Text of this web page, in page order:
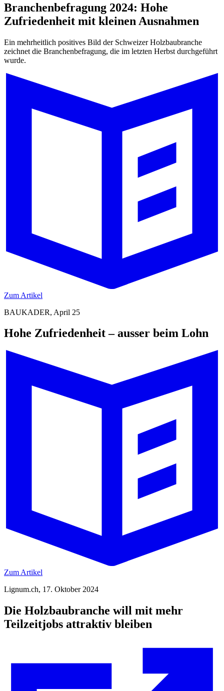
Branchenbefragung 2024: Hohe
Zufriedenheit mit kleinen Ausnahmen
Ein mehrheitlich positives Bild der Schweizer Holzbaubranche
zeichnet die Branchenbefragung, die im letzten Herbst durchgeführt
wurde.
Zum Artikel
BAUKADER, April 25
Hohe Zufriedenheit – ausser beim Lohn
Zum Artikel
Lignum.ch, 17. Oktober 2024
Die Holzbaubranche will mit mehr
Teilzeitjobs attraktiv bleiben